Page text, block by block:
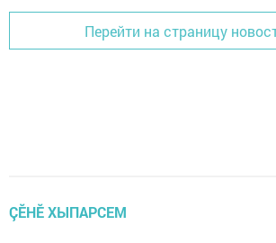
Перейти на страницу
ÇӖНӖ ХЫПАРСЕМ